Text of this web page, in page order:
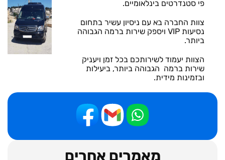
פי סטנדרטים בינלאומיים.
צוות החברה בא עם ניסיון עשיר בתחום
נסיעות VIP ויספק שירות ברמה הגבוהה
ביותר.
הצוות יעמוד לשירותכם בכל זמן ויעניק
שירות ברמה הגבוהה ביותר, ביעילות
ובזמינות מידית.
מאמרים אחרים